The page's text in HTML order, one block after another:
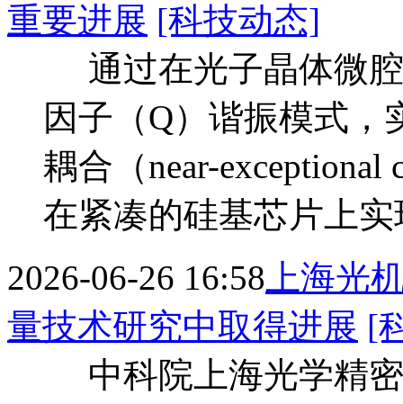
重要进展 [科技动态]
通过在光子晶体微
因子（Q）谐振模式
耦合（near-
在紧凑的硅基芯片上
2026-06-26 16:58 上海光
量技术研究中取得进展 [
中科院上海光学精